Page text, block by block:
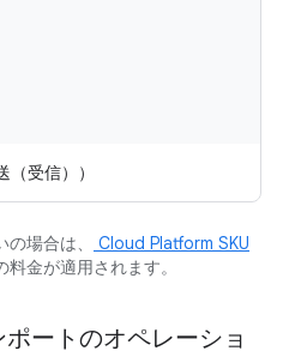
受信））
場合は、
Cloud Platform SKU
金が適用されます。
ートのオペレーショ